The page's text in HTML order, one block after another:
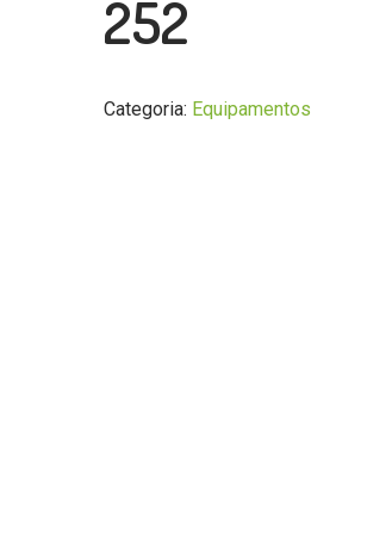
252
Categoria: Equipamentos